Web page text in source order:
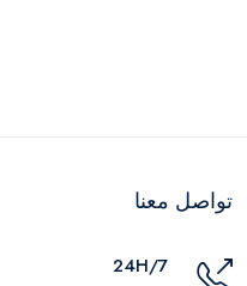
تواصل معنا
24H/7